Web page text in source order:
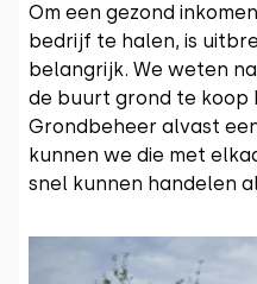
Om een gezond
bedrijf te halen, is
belangrijk. We weten
de buurt grond te koop
Grondbeheer alvast
kunnen we die met
snel kunnen handelen